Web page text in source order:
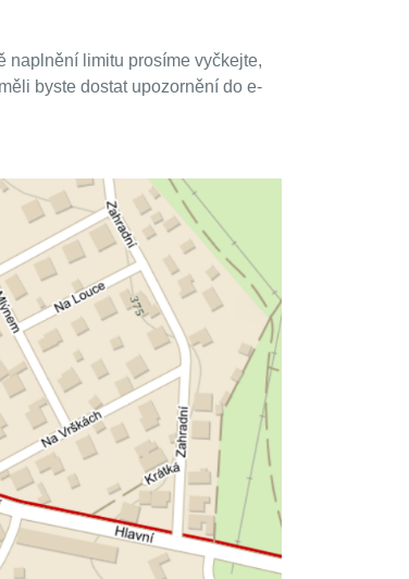
naplnění limitu prosíme vyčkejte,
byste dostat upozornění do e-